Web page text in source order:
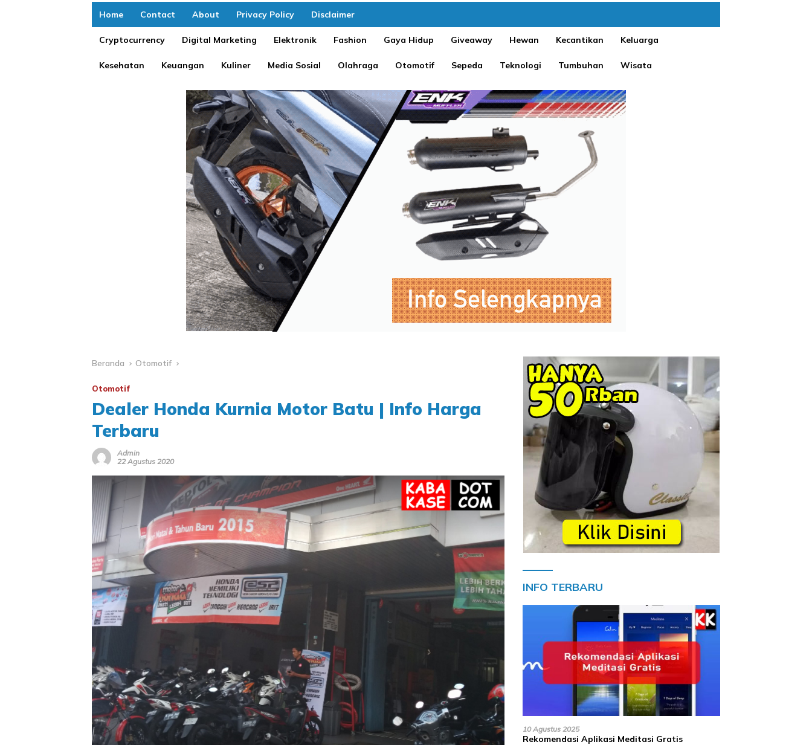
Home Contact About Privacy Policy Disclaimer
Cryptocurrency Digital Marketing Elektronik Fashion Gaya Hidup Giveaway Hewan Kecantikan Keluarga
Kesehatan Keuangan Kuliner Media Sosial Olahraga Otomotif Sepeda Teknologi Tumbuhan Wisata
Beranda Otomotif
Otomotif
Dealer Honda Kurnia Motor Batu | Info Harga
Terbaru
Admin
22 Agustus 2020
INFO TERBARU
10 Agustus 2025
Rekomendasi Aplikasi Meditasi Gratis